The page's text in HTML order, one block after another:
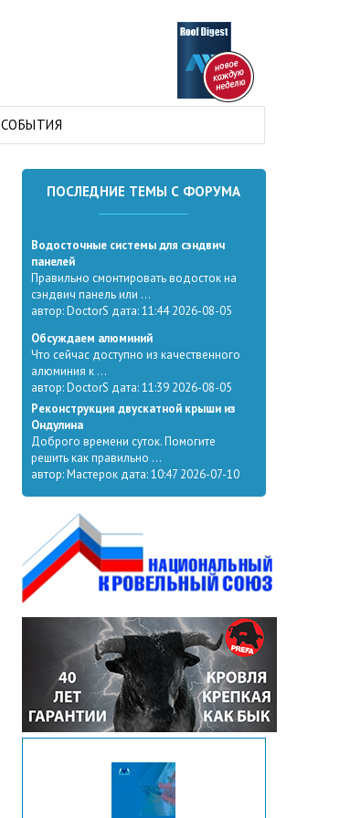
СОБЫТИЯ
ПОСЛЕДНИЕ ТЕМЫ С ФОРУМА
Водосточные системы для сэндвич
панелей
Правильно смонтировать водосток на
сэндвич панель или ...
автор: DoctorS дата: 11:44 2026-08-05
Обсуждаем алюминий
Что сейчас доступно из качественного
алюминия к ...
автор: DoctorS дата: 11:39 2026-08-05
Реконструкция двускатной крыши из
Ондулина
Доброго времени суток. Помогите
решить как правильно ...
автор: Мастерок дата: 10:47 2026-07-10